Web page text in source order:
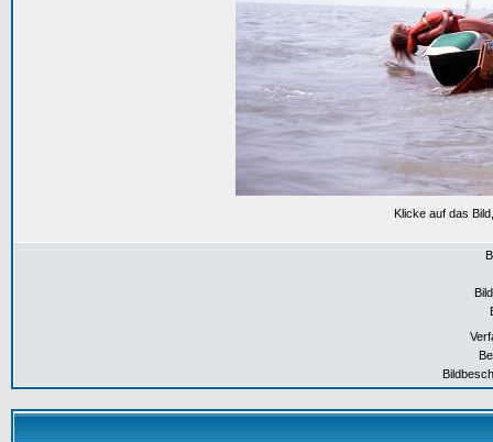
Klicke auf das